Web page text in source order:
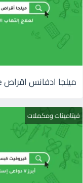
ميلجا ادفانس اقراص Milga Advance : للاعصاب والإكتئاب
فيتامينات ومكملات